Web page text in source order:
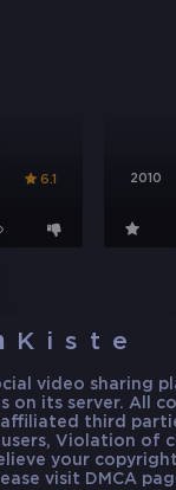
6.1 2010
Kiste
video sharing
on its server. All
third
Violation of
your
visit DMCA